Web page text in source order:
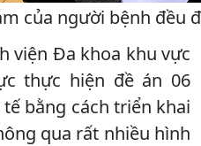
của người bệnh đều
viện Đa khoa khu vực
thực hiện đề án 06
bằng cách triển khai
qua rất nhiều hình